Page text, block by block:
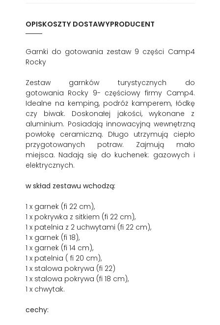
OPISKOSZTY DOSTAWYPRODUCENT
Garnki do gotowania zestaw 9 części Camp4
Rocky
Zestaw garnków turystycznych do
gotowania Rocky 9- częściowy firmy Camp4.
Idealne na kemping, podróż kamperem, łódkę
czy biwak. Doskonałej jakości, wykonane z
aluminium. Posiadają innowacyjną wewnętrzną
powłokę ceramiczną. Długo utrzymują ciepło
przygotowanych potraw. Zajmują mało
miejsca. Nadają się do kuchenek: gazowych i
elektrycznych.
w skład zestawu wchodzą:
1 x garnek (fi 22 cm),
1 x pokrywka z sitkiem (fi 22 cm),
1 x patelnia z 2 uchwytami (fi 22 cm),
1 x garnek (fi 18),
1 x garnek (fi 14 cm),
1 x patelnia ( fi 20 cm),
1 x stalowa pokrywa (fi 22)
1 x stalowa pokrywa (fi 18 cm),
1 x chwytak.
cechy: